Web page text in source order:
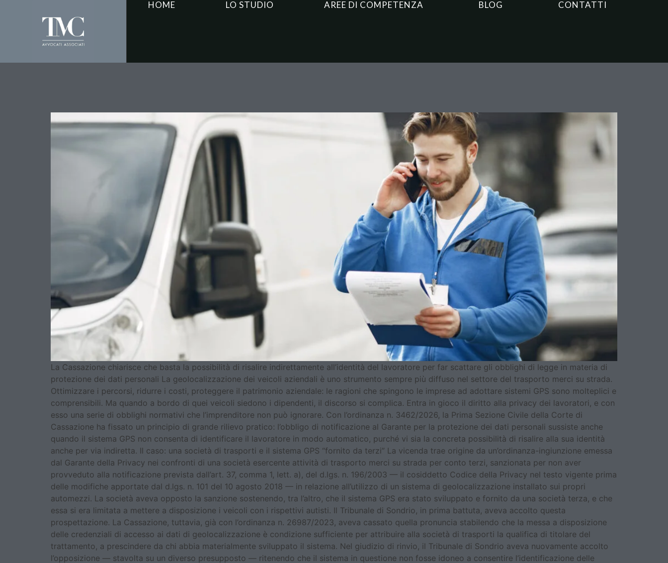
HOME LO STUDIO AREE DI COMPETENZA BLOG CONTATTI
La Cassazione chiarisce che basta la possibilità di risalire indirettamente all’identità del lavoratore per far scattare gli obblighi di legge in materia di
protezione dei dati personali La geolocalizzazione dei veicoli aziendali è uno strumento sempre più diffuso nel settore del trasporto merci su strada.
Ottimizzare i percorsi, ridurre i costi, proteggere il patrimonio aziendale: le ragioni che spingono le imprese ad adottare sistemi GPS sono molteplici e
comprensibili. Ma quando a bordo di quei veicoli siedono i dipendenti, il discorso si complica. Entra in gioco il diritto alla privacy dei lavoratori, e con
esso una serie di obblighi normativi che l’imprenditore non può ignorare. Con l’ordinanza n. 3462/2026, la Prima Sezione Civile della Corte di
Cassazione ha fissato un principio di grande rilievo pratico: l’obbligo di notificazione al Garante per la protezione dei dati personali sussiste anche
quando il sistema GPS non consenta di identificare il lavoratore in modo automatico, purché vi sia la concreta possibilità di risalire alla sua identità
anche per via indiretta. Il caso: una società di trasporti e il sistema GPS “fornito da terzi” La vicenda trae origine da un’ordinanza-ingiunzione emessa
dal Garante della Privacy nei confronti di una società esercente attività di trasporto merci su strada per conto terzi, sanzionata per non aver
provveduto alla notificazione prevista dall’art. 37, comma 1, lett. a), del d.lgs. n. 196/2003 — il cosiddetto Codice della Privacy nel testo vigente prima
delle modifiche apportate dal d.lgs. n. 101 del 10 agosto 2018 — in relazione all’utilizzo di un sistema di geolocalizzazione installato sui propri
automezzi. La società aveva opposto la sanzione sostenendo, tra l’altro, che il sistema GPS era stato sviluppato e fornito da una società terza, e che
essa si era limitata a mettere a disposizione i veicoli con i rispettivi autisti. Il Tribunale di Sondrio, in prima battuta, aveva accolto questa
prospettazione. La Cassazione, tuttavia, già con l’ordinanza n. 26987/2023, aveva cassato quella pronuncia stabilendo che la messa a disposizione
delle credenziali di accesso ai dati di geolocalizzazione è condizione sufficiente per attribuire alla società di trasporti la qualifica di titolare del
trattamento, a prescindere da chi abbia materialmente sviluppato il sistema. Nel giudizio di rinvio, il Tribunale di Sondrio aveva nuovamente accolto
l’opposizione — stavolta su un diverso presupposto — ritenendo che il sistema in questione non fosse idoneo a consentire l’identificazione delle